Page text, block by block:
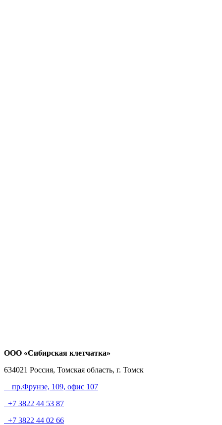
ООО «Сибирская клетчатка»
634021 Россия, Томская область, г. Томск
пр.Фрунзе, 109, офис 107
+7 3822 44 53 87
+7 3822 44 02 66